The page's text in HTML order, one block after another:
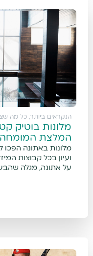
הנקראים ביותר, כל מה
מלונות בוטיק
המלצת המומחה
מלונות באתונה הפכו
ועיון בכל קבוצות
על אתונה, מגלה